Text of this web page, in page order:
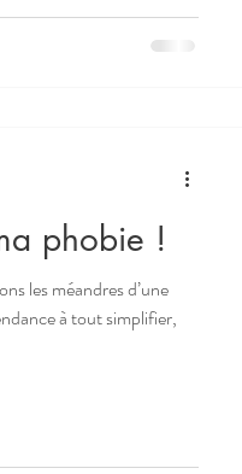
phobie !
les méandres d’une
à tout simplifier,